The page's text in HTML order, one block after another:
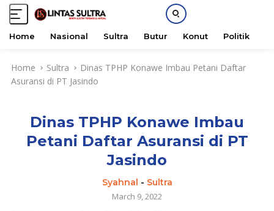
Home Nasional Sultra Butur Konut Politik
Home Sultra
Dinas TPHP Konawe Imbau Petani Daftar
Asuransi di PT Jasindo
Dinas TPHP Konawe Imbau
Petani Daftar Asuransi di PT
Jasindo
Syahnal - Sultra
March 9, 2022